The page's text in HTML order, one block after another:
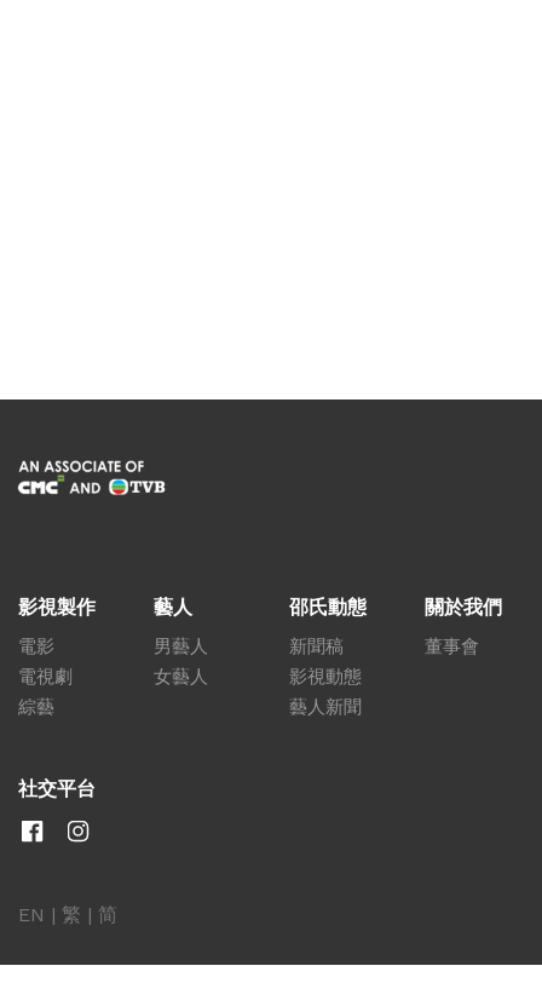
影視製作
電影
電視劇
綜藝
藝人
男藝人
女藝人
邵氏動態
新聞稿
影視動態
藝人新聞
關於我們
董事會
社交平台
EN | 繁 | 简